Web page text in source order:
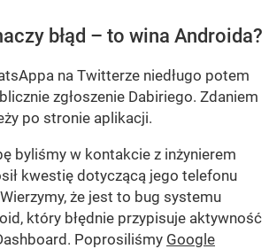
błąd – to wina Androida?
na Twitterze niedługo potem
zgłoszenie Dabiriego. Zdaniem
po stronie aplikacji.
byliśmy w kontakcie z inżynierem
kwestię dotyczącą jego telefonu
że jest to bug systemu
który błędnie przypisuje aktywność
Poprosiliśmy Google